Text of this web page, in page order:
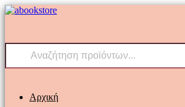
Skip
Products
Αρχική